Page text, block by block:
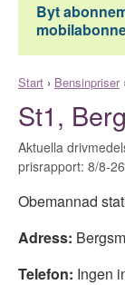
Byt
Start › Bensinpriser›
St1,
Aktuella
prisrapport: 8/8-
Obemannad
Adress:
Telefon: Ingen